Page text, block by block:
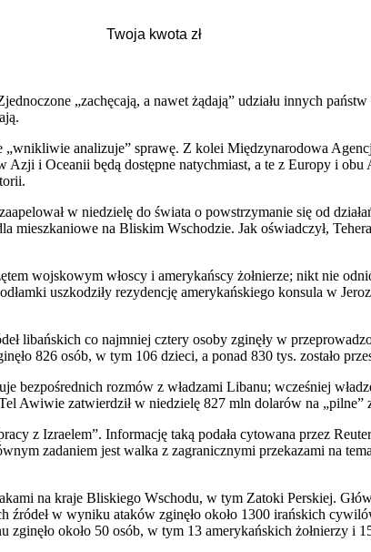
„zachęcają, a nawet żądają” udziału innych
analizuje” sprawę. Z kolei Międzynarodowa
i Oceanii będą dostępne natychmiast, a te z Europy i
w niedzielę do świata o powstrzymanie się od
na Bliskim Wschodzie. Jak oświadczył,
wojskowym włoscy i amerykańscy żołnierze; nikt nie
uszkodziły rezydencję amerykańskiego konsula w
libańskich co najmniej cztery osoby zginęły w
826 osób, w tym 106 dzieci, a ponad 830 tys. zostało
bezpośrednich rozmów z władzami Libanu; wcześniej
Awiwie zatwierdził w niedzielę 827 mln dolarów na
z Izraelem”. Informację taką podała cytowana przez
zadaniem jest walka z zagranicznymi przekazami na
na kraje Bliskiego Wschodu, w tym Zatoki Perskiej.
w wyniku ataków zginęło około 1300 irańskich
około 50 osób, w tym 13 amerykańskich żołnierzy i